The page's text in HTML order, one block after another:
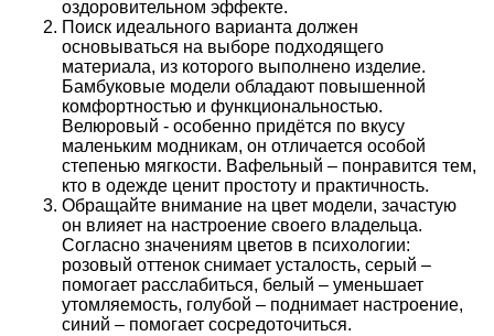
оздоровительном эффекте.
Поиск идеального варианта должен
основываться на выборе подходящего
материала, из которого выполнено изделие.
Бамбуковые модели обладают повышенной
комфортностью и функциональностью.
Велюровый - особенно придётся по вкусу
маленьким модникам, он отличается особой
степенью мягкости. Вафельный – понравится тем,
кто в одежде ценит простоту и практичность.
Обращайте внимание на цвет модели, зачастую
он влияет на настроение своего владельца.
Согласно значениям цветов в психологии:
розовый оттенок снимает усталость, серый –
помогает расслабиться, белый – уменьшает
утомляемость, голубой – поднимает настроение,
синий – помогает сосредоточиться.